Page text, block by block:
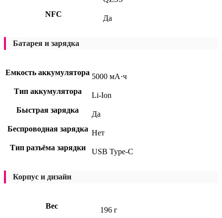
NFC
Да
Батарея и зарядка
Емкость аккумулятора 5000 мА·ч
Тип аккумулятора
Li-Ion
Быстрая зарядка
Да
Беспроводная зарядка Нет
Тип разъёма зарядки
USB Type-C
Корпус и дизайн
Вес
196 г